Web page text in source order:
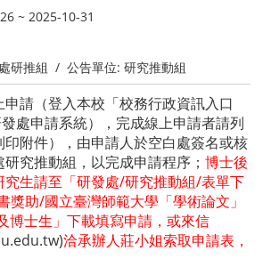
~ 2025-10-31
研推組 / 公告單位: 研究推動組
請（登入本校「校務行政資訊入口
處申請系統），完成線上申請者請列
印附件），由申請人於空白處簽名或核
究推動組，以完成申請程序； 博士後
究生請至「研發處/研究推動組/表單下
獎助/國立臺灣師範大學「學術論文」
博士生」下載填寫申請，或來信
)洽承辦人莊小姐索取申請表，